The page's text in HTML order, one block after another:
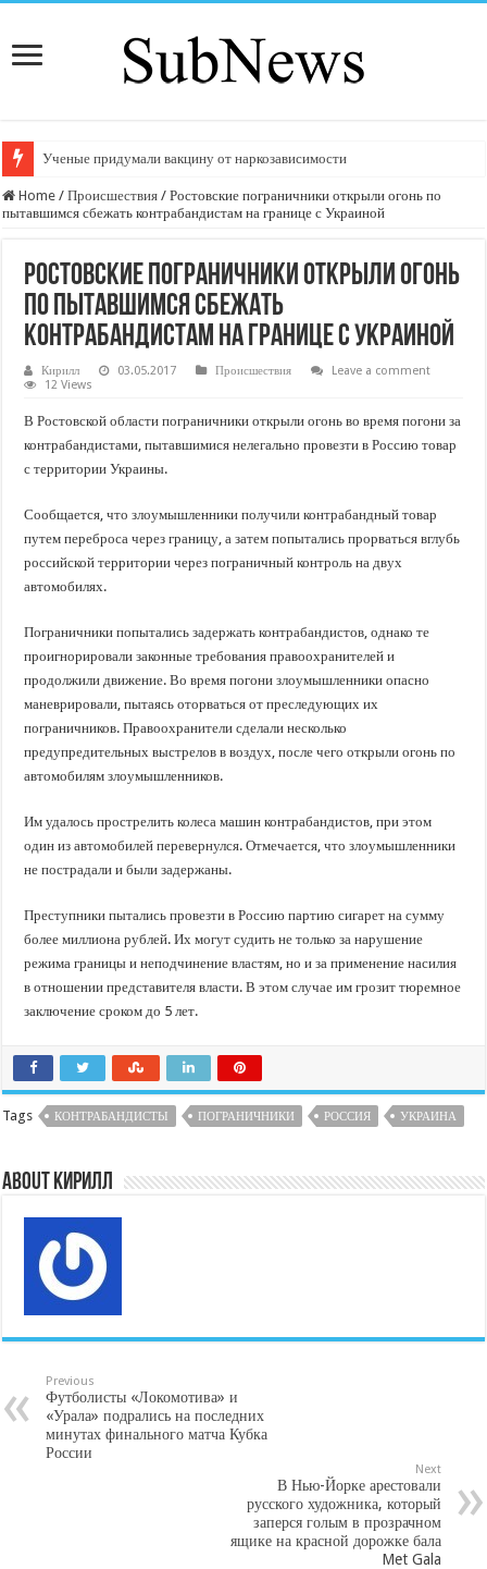
Ученые придумали вакцину от наркозависимости
Home / Происшествия / Ростовские пограничники открыли огонь по
пытавшимся сбежать контрабандистам на границе с Украиной
Ростовские пограничники открыли огонь
по пытавшимся сбежать
контрабандистам на границе с Украиной
Кирилл 03.05.2017 Происшествия
Leave a comment
12 Views
В Ростовской области пограничники открыли огонь во время погони за
контрабандистами, пытавшимися нелегально провезти в Россию товар
с территории Украины.
Сообщается, что злоумышленники получили контрабандный товар
путем переброса через границу, а затем попытались прорваться вглубь
российской территории через пограничный контроль на двух
автомобилях.
Пограничники попытались задержать контрабандистов, однако те
проигнорировали законные требования правоохранителей и
продолжили движение. Во время погони злоумышленники опасно
маневрировали, пытаясь оторваться от преследующих их
пограничников. Правоохранители сделали несколько
предупредительных выстрелов в воздух, после чего открыли огонь по
автомобилям злоумышленников.
Им удалось прострелить колеса машин контрабандистов, при этом
один из автомобилей перевернулся. Отмечается, что злоумышленники
не пострадали и были задержаны.
Преступники пытались провезти в Россию партию сигарет на сумму
более миллиона рублей. Их могут судить не только за нарушение
режима границы и неподчинение властям, но и за применение насилия
в отношении представителя власти. В этом случае им грозит тюремное
заключение сроком до 5 лет.
Tags КОНТРАБАНДИСТЫ ПОГРАНИЧНИКИ РОССИЯ УКРАИНА
About Кирилл
Previous
Футболисты «Локомотива» и
«Урала» подрались на последних
минутах финального матча Кубка
России
Next
В Нью-Йорке арестовали
русского художника, который
заперся голым в прозрачном
ящике на красной дорожке бала
Met Gala